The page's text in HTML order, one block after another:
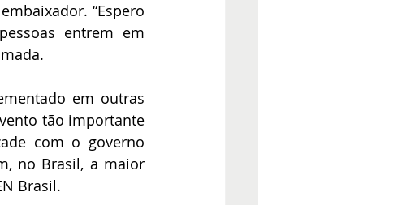
“Espero
entrem em
em outras
tão importante
com o governo
no Brasil, a maior
Brasil.